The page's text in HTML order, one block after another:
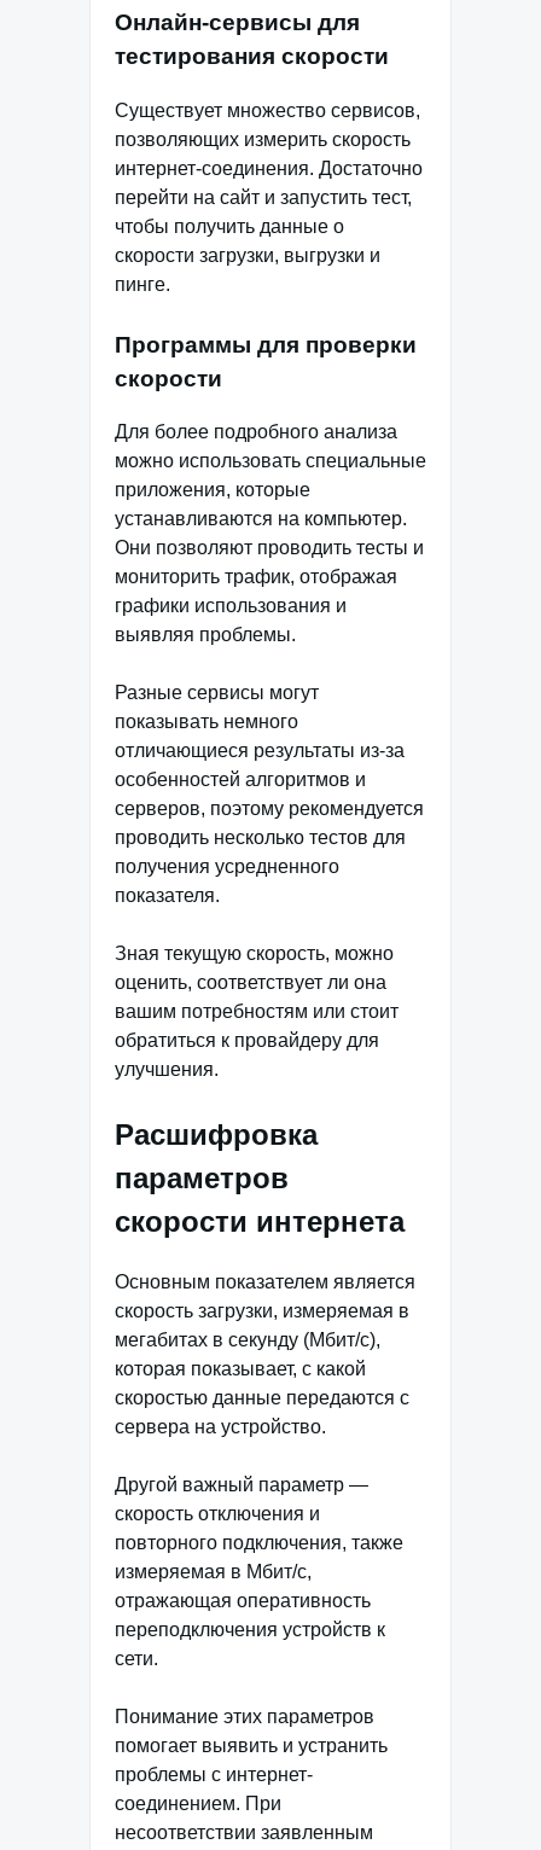
Онлайн-сервисы для
тестирования скорости
Существует множество сервисов,
позволяющих измерить скорость
интернет-соединения. Достаточно
перейти на сайт и запустить тест,
чтобы получить данные о
скорости загрузки, выгрузки и
пинге.
Программы для проверки
скорости
Для более подробного анализа
можно использовать специальные
приложения, которые
устанавливаются на компьютер.
Они позволяют проводить тесты и
мониторить трафик, отображая
графики использования и
выявляя проблемы.
Разные сервисы могут
показывать немного
отличающиеся результаты из-за
особенностей алгоритмов и
серверов, поэтому рекомендуется
проводить несколько тестов для
получения усредненного
показателя.
Зная текущую скорость, можно
оценить, соответствует ли она
вашим потребностям или стоит
обратиться к провайдеру для
улучшения.
Расшифровка
параметров
скорости интернета
Основным показателем является
скорость загрузки, измеряемая в
мегабитах в секунду (Мбит/с),
которая показывает, с какой
скоростью данные передаются с
сервера на устройство.
Другой важный параметр —
скорость отключения и
повторного подключения, также
измеряемая в Мбит/с,
отражающая оперативность
переподключения устройств к
сети.
Понимание этих параметров
помогает выявить и устранить
проблемы с интернет-
соединением. При
несоответствии заявленным